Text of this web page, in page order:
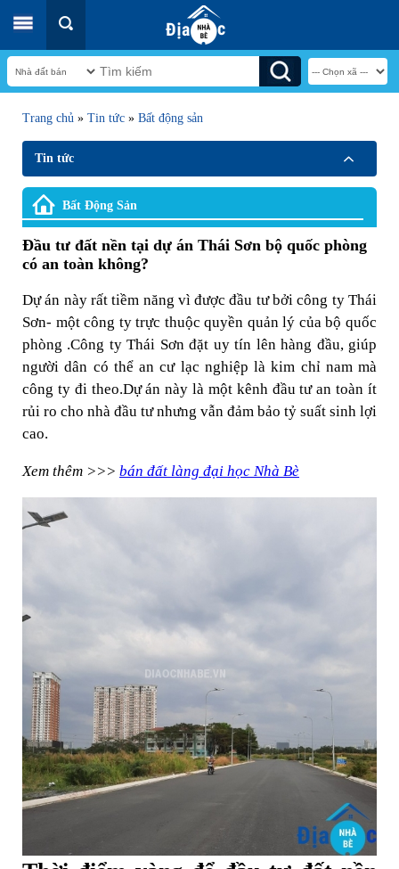
Trang chủ » Tin tức » Bất động sản
Tin tức
Bất Động Sản
Đầu tư đất nền tại dự án Thái Sơn bộ quốc phòng
có an toàn không?
Dự án này rất tiềm năng vì được đầu tư bởi công ty Thái
Sơn- một công ty trực thuộc quyền quản lý của bộ quốc
phòng .Công ty Thái Sơn đặt uy tín lên hàng đầu, giúp
người dân có thể an cư lạc nghiệp là kim chỉ nam mà
công ty đi theo.Dự án này là một kênh đầu tư an toàn ít
rủi ro cho nhà đầu tư nhưng vẫn đảm bảo tỷ suất sinh lợi
cao.
Xem thêm >>> bán đất làng đại học Nhà Bè